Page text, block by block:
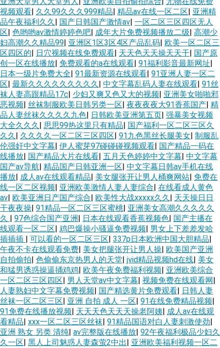
视频观看| 久久99久久久999精品| 精品av在线一区二区| 亚洲精
品午夜福利久久| 国产日韩国产激情av| 一区二区三区四区无人
区| 色哟哟av激情婷婷色吧| 成年大片免费视频播放二级| 高潮少
妇高潮久久精品99| 亚洲区1区3区4区产品乱码| 欧美一区二区三
区四区的| 日穴视频在线免费观看| 天天色天天操天天干| 国产原
创一区在线播放| 免费观看的a在线观看| 91福利影音最新网址|
日本一级片免费大全| 91最新资源在线观看| 91亚洲人妻一区二
区| 最新久久久久久久久久久| 中文字幕乱码人妻在线观看| 91丝
袜人妻高跟精品17c| 少妇又爽又色又大的视频| 亚洲美女啪啪邪
恶视频| 丝袜制服欧美日韩另类一区| 夜夜夜夜大91香蕉国产| 精
品人妻丝袜久久久久九色| 日韩欧美亚洲第五页| 强暴美女视频
大全久久久| 思思99热这里只有精品| 国产福利一区二区三区久
久久| 久久久久一区二区三区四区| 91九色黑丝长腿美女| 制服乱
伦强奸中文字幕| 伊人蜜芽97碰碰碰视频观看| 国产精品一码在
线播放| 国产精品大片在线看| 五月天色婷婷中文字幕| 中文字幕
国产av导航| 精品国产日韩亚洲一区| 中文字幕日韩av手机在线
播放| 成人av在线观看精品| 美女腿张开让男人桶爽网站| 免费在
线一区二区视频| 亚洲欧美激情人妻人妻综合| 在线看成人黄色
av| 欧美亚洲日产国产综合| 欧美性大战xxxxx久久| 天天操日日
干夜夜操| 91精品一区二区三区蜜桃| 亚洲美女高潮久久久久久
久 | 97色综合国产亚洲 | 日本在线观看香蕉视频色| 国产主播在
线观看一区二区| 鸡巴爆操小骚逼免费视频| 男女上下差差发哈
插插插 | 可以看的一区二区三区| 337p日本欧洲中国大胆精品|
午夜不卡在线观看免费| 美女把腿张开让男人操| 欧美国产亚洲
自拍偷拍| 色偷偷东京热男人的天堂| jvid精品视频hd在线| 美女
和猛男诱惑操逼捅鸡鸡| 欧美午夜免费福利视频| 亚洲欧美综合
一区二区三区四区| 男人天堂av中文字幕| 视频免费在线观看网|
人妻熟妇中文字幕免费视频| 国产精选黄片免费观看| 日韩人妻
丝袜一区二区三区| 亚洲 自拍 成人 一区| 91在线免费精品视频|
91免费在线播放视频| 天天天色天天天操老阿姨| 成人av在线观
看精品| xxx一区二区三区丝袜| 91精品国语对白人妻刺激使劲|
亚洲 熟女 另类 清纯| av完整版在线播放| 92午夜福利极品少妇久
久一区| 黑人上司魅惑人妻森萤2中出| 亚洲欧美福利视频一区二